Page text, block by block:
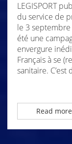
LEGISPORT
du service de
le 3
été une
envergure
Français à se
sanitaire.
Read more